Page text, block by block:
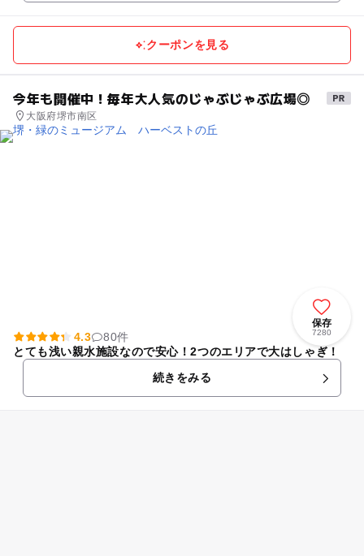
クーポンを見る
今年も開催中！毎年大人気のじゃぶじゃぶ広場◎
大阪府堺市南区
保存
7280
4.3
80件
とても浅い親水施設なので安心！2つのエリアで大はしゃぎ！
続きをみる